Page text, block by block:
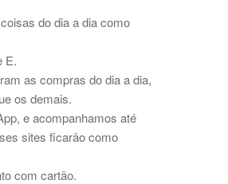
do dia a dia como
E.
as compras do dia a dia,
os demais.
e acompanhamos até
sites ficarão como
com cartão.